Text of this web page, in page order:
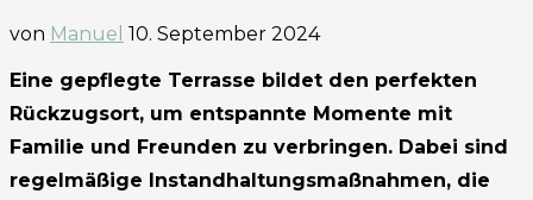
von Manuel 10. September 2024
Eine gepflegte Terrasse bildet den perfekten
Rückzugsort, um entspannte Momente mit
Familie und Freunden zu verbringen. Dabei sind
regelmäßige Instandhaltungsmaßnahmen, die